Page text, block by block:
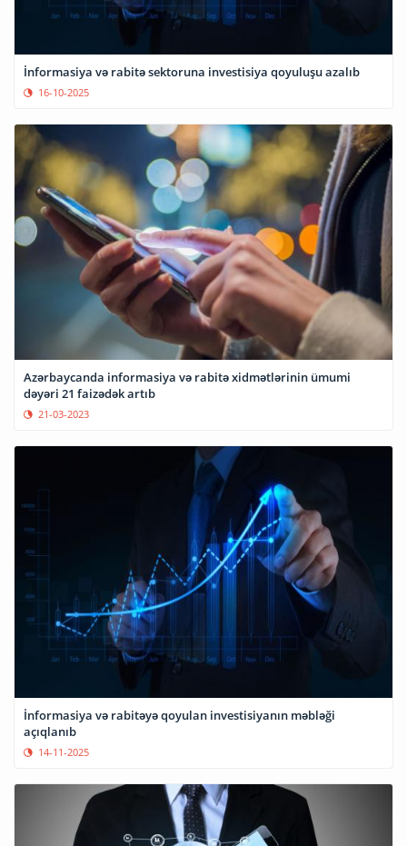
İnformasiya və rabitə sektoruna investisiya qoyuluşu azalıb
16-10-2025
Azərbaycanda informasiya və rabitə xidmətlərinin ümumi
dəyəri 21 faizədək artıb
21-03-2023
İnformasiya və rabitəyə qoyulan investisiyanın məbləği
açıqlanıb
14-11-2025